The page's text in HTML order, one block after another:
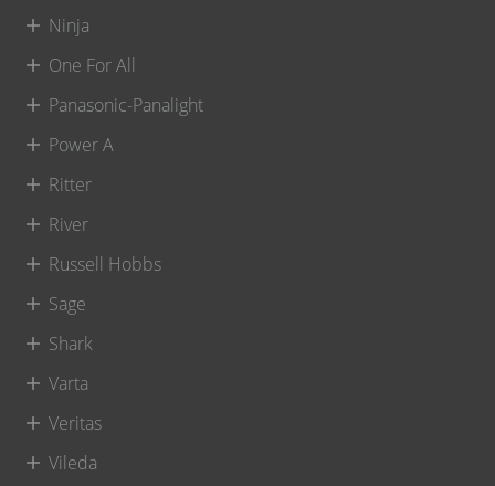
Ninja
One For All
Panasonic-Panalight
Power A
Ritter
River
Russell Hobbs
Sage
Shark
Varta
Veritas
Vileda